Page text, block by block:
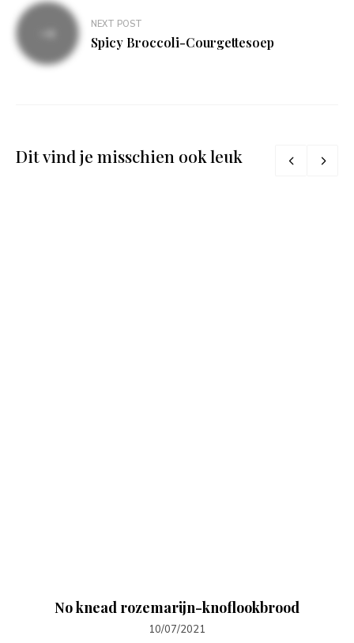
NEXT POST
Spicy Broccoli-Courgettesoep
Dit vind je misschien ook leuk
No knead rozemarijn-knoflookbrood
10/07/2021